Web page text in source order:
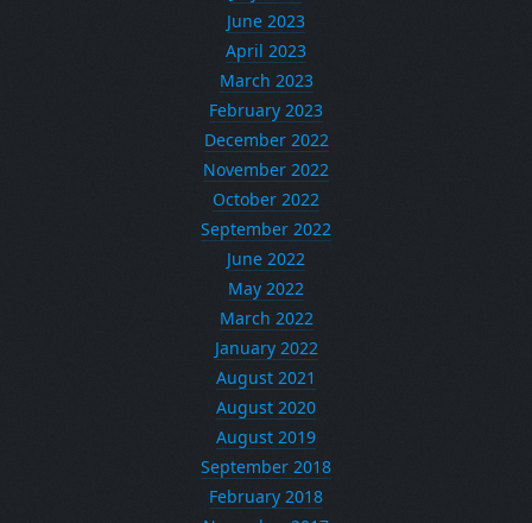
June 2023
April 2023
March 2023
February 2023
December 2022
November 2022
October 2022
September 2022
June 2022
May 2022
March 2022
January 2022
August 2021
August 2020
August 2019
September 2018
February 2018